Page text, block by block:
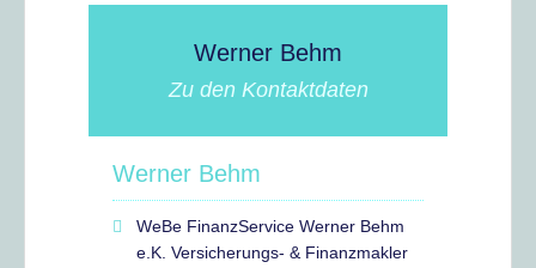
Werner Behm
Zu den Kontaktdaten
Werner Behm
WeBe FinanzService Werner Behm
e.K. Versicherungs- & Finanzmakler